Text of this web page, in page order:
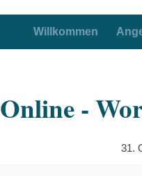
Willkommen
Online -
31.